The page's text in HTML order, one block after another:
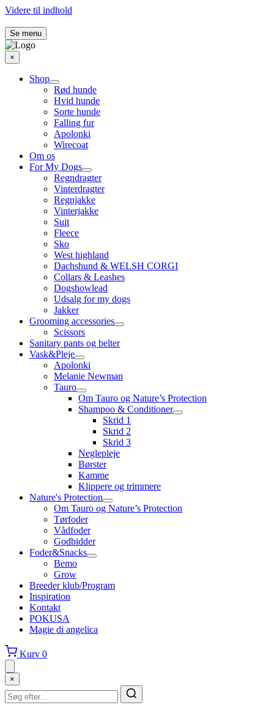
Videre til indhold
Se menu
×
Shop
Rød hunde
Hvid hunde
Sorte hunde
Falling fur
Apolonki
Wirecoat
Om os
For My Dogs
Regndragter
Vinterdragter
Regnjakke
Vinterjakke
Suit
Fleece
Sko
West highland
Dachshund & WELSH CORGI
Collars & Leashes
Dogshowlead
Udsalg for my dogs
Jakker
Grooming accessories
Scissors
Sanitary pants og belter
Vask&Pleje
Apolonki
Melanie Newman
Tauro
Om Tauro og Nature’s Protection
Shampoo & Conditioner
Skrid 1
Skrid 2
Skrid 3
Neglepleje
Børster
Kamme
Klippere og trimmere
Nature's Protection
Om Tauro og Nature’s Protection
Tørfoder
Vådfoder
Godbidder
Foder&Snacks
Bemo
Grow
Breeder klub/Program
Inspiration
Kontakt
POKUSA
Magie di angelica
Kurv 0
×